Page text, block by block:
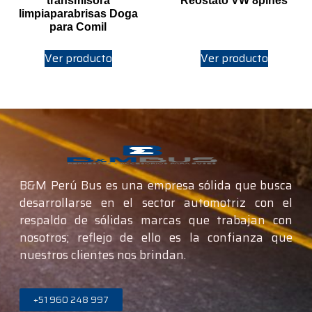
limpiaparabrisas Doga
para Comil
Ver producto Ver producto
B&M Perú Bus es una empresa sólida que busca
desarrollarse en el sector automotriz con el
respaldo de sólidas marcas que trabajan con
nosotros; reflejo de ello es la confianza que
nuestros clientes nos brindan.
+51 960 248 997